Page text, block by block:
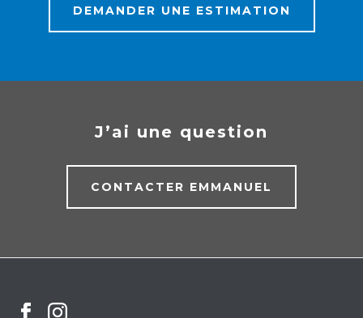
DEMANDER UNE ESTIMATION
J’ai une question
CONTACTER EMMANUEL